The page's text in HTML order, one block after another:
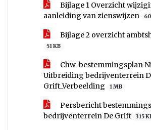
Bijlage 1 Overzicht
aanleiding van zienswijzen
Bijlage 2 overzicht
51 KB
Chw-bestemmingsplan
Uitbreiding bedrijventerrein
Grift_Verbeelding
1 MB
Persbericht
bedrijventerrein De Grift
315